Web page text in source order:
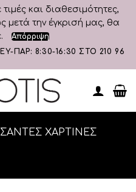
και διαθεσιμότητες,
μετά την έγκρισή μας, θα
Απόρριψη
ΠΑΡ: 8:30-16:30 ΣΤΟ 210 96
ΧΑΡΤΙΝΕΣ